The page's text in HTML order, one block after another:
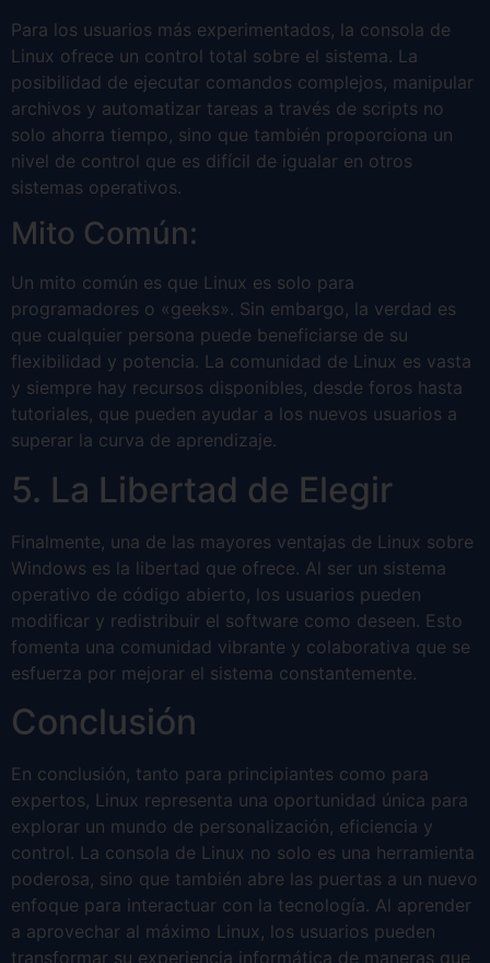
Para los usuarios más experimentados, la consola de
Linux ofrece un control total sobre el sistema. La
posibilidad de ejecutar comandos complejos, manipular
archivos y automatizar tareas a través de scripts no
solo ahorra tiempo, sino que también proporciona un
nivel de control que es difícil de igualar en otros
sistemas operativos.
Mito Común:
Un mito común es que Linux es solo para
programadores o «geeks». Sin embargo, la verdad es
que cualquier persona puede beneficiarse de su
flexibilidad y potencia. La comunidad de Linux es vasta
y siempre hay recursos disponibles, desde foros hasta
tutoriales, que pueden ayudar a los nuevos usuarios a
superar la curva de aprendizaje.
5. La Libertad de Elegir
Finalmente, una de las mayores ventajas de Linux sobre
Windows es la libertad que ofrece. Al ser un sistema
operativo de código abierto, los usuarios pueden
modificar y redistribuir el software como deseen. Esto
fomenta una comunidad vibrante y colaborativa que se
esfuerza por mejorar el sistema constantemente.
Conclusión
En conclusión, tanto para principiantes como para
expertos, Linux representa una oportunidad única para
explorar un mundo de personalización, eficiencia y
control. La consola de Linux no solo es una herramienta
poderosa, sino que también abre las puertas a un nuevo
enfoque para interactuar con la tecnología. Al aprender
a aprovechar al máximo Linux, los usuarios pueden
transformar su experiencia informática de maneras que